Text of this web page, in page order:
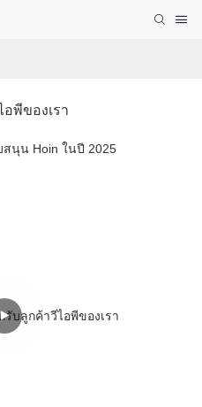
พีของเรา
นุน Hoin ในปี 2025